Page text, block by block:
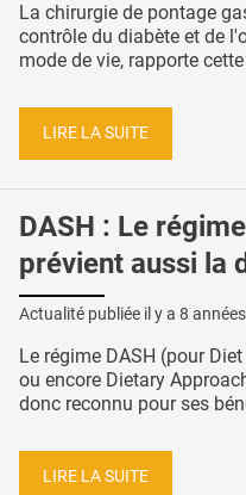
La chirurgie de pontage
contrôle du diabète et de
mode de vie, rapporte
LIRE LA SUITE
DASH : Le
prévient aussi la
Actualité publiée il y a 8
Le régime DASH (pour
ou encore Dietary
donc reconnu pour ses
LIRE LA SUITE